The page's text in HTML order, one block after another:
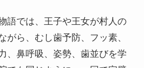
語では、王子や王女が村人の
がら、むし歯予防、フッ素、
、鼻呼吸、姿勢、歯並びを学